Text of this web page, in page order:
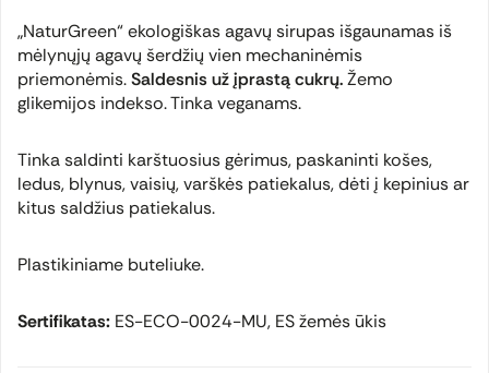
„NaturGreen“ ekologiškas agavų sirupas išgaunamas iš
mėlynųjų agavų šerdžių vien mechaninėmis
priemonėmis.Saldesnis už įprastą cukrų.Žemo
glikemijos indekso. Tinka veganams.
Tinka saldinti karštuosius gėrimus, paskaninti košes,
ledus, blynus, vaisių, varškės patiekalus, dėti į kepinius ar
kitus saldžius patiekalus.
Plastikiniame buteliuke.
Sertifikatas: ES-ECO-0024-MU, ES žemės ūkis